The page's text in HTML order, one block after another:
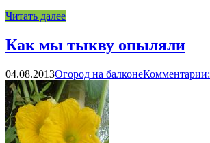
Читать далее
Как мы тыкву опыляли
04.08.2013Огород на балконе